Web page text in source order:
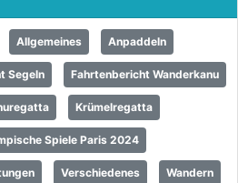
Allgemeines Anpaddeln
Segeln Fahrtenbericht Wanderkanu
Krümelregatta
Spiele Paris 2024
Verschiedenes Wandern